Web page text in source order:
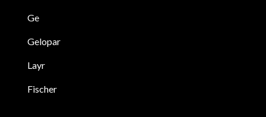
Ge
Gelopar
Layr
Fischer